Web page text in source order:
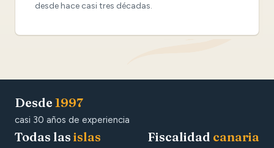
desde hace casi tres décadas.
Desde 1997
casi 30 años de experiencia
Todas las islas Fiscalidad canaria